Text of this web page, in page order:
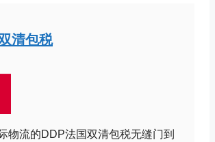
清包税
物流的DDP法国双清包税无缝门到